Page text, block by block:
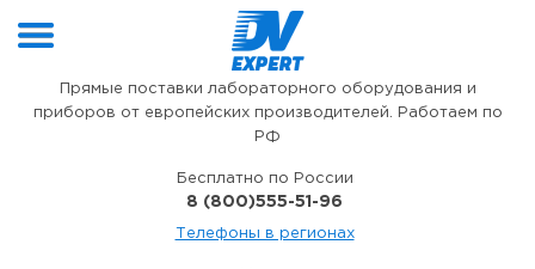
Прямые поставки лабораторного оборудования и
приборов от европейских производителей. Работаем по
РФ
Бесплатно по России
8 (800)555-51-96
Телефоны в регионах